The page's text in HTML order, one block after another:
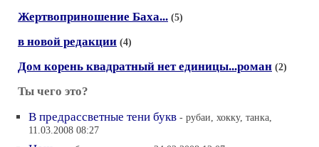
Жертвоприношение Баха... (5)
в новой редакции (4)
Дом корень квадратный нет единицы...роман (2)
Ты чего это?
В предрассветные тени букв - рубаи, хокку, танка,
11.03.2008 08:27